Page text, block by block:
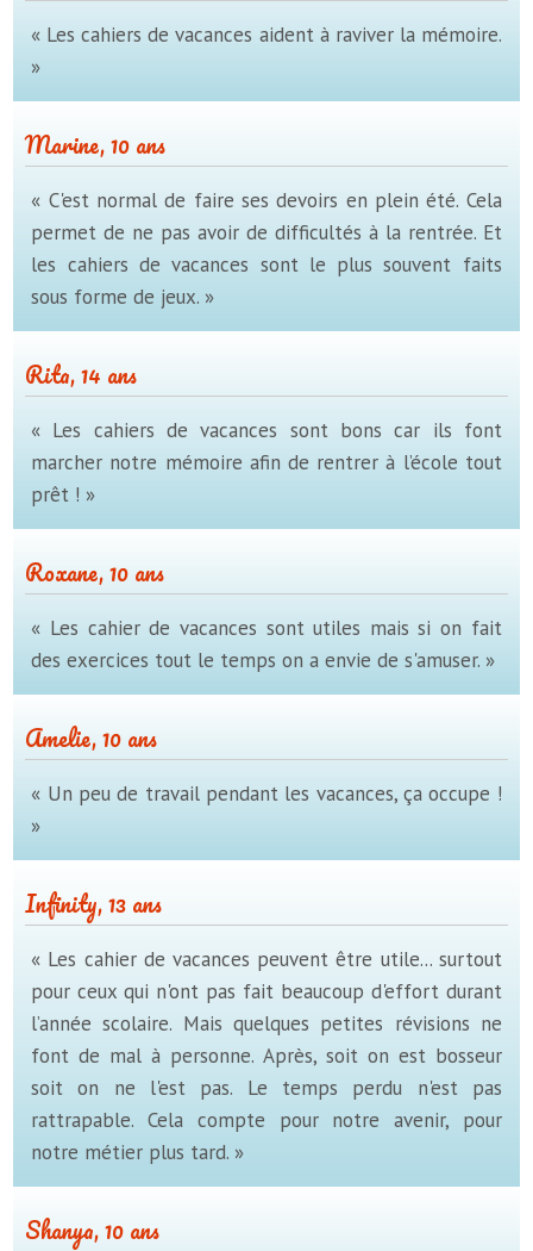
« Les cahiers de vacances aident à raviver la mémoire.
»
Marine, 10 ans
« C'est normal de faire ses devoirs en plein été. Cela
permet de ne pas avoir de difficultés à la rentrée. Et
les cahiers de vacances sont le plus souvent faits
sous forme de jeux. »
Rita, 14 ans
« Les cahiers de vacances sont bons car ils font
marcher notre mémoire afin de rentrer à l’école tout
prêt ! »
Roxane, 10 ans
« Les cahier de vacances sont utiles mais si on fait
des exercices tout le temps on a envie de s'amuser. »
Amelie, 10 ans
« Un peu de travail pendant les vacances, ça occupe !
»
Infinity, 13 ans
« Les cahier de vacances peuvent être utile... surtout
pour ceux qui n'ont pas fait beaucoup d'effort durant
l’année scolaire. Mais quelques petites révisions ne
font de mal à personne. Après, soit on est bosseur
soit on ne l'est pas. Le temps perdu n'est pas
rattrapable. Cela compte pour notre avenir, pour
notre métier plus tard. »
Shanya, 10 ans